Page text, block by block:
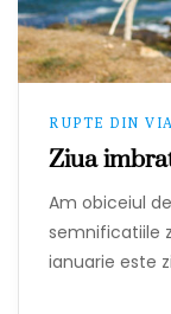
RUPTE DIN
Ziua
Am obiceiul
semnificatiile
ianuarie este